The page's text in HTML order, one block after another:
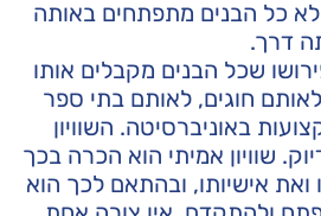
לא כל הבנים מתפתחים באותה
דרך.
פירושו שכל הבנים מקבלים אותו
חוגים, לאותם בתי ספר
באוניברסיטה. השוויון
שוויון אמיתי הוא הכרה בכך
אישיותו, ובהתאם לכך הוא